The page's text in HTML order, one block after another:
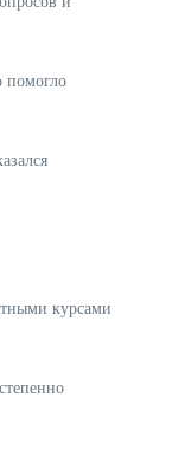
помогло
курсами